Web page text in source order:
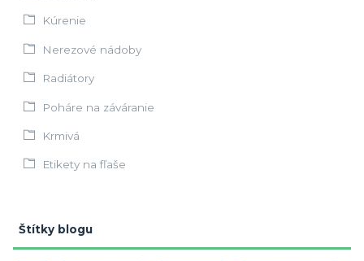
Kúrenie
Nerezové nádoby
Radiátory
Poháre na záváranie
Krmivá
Etikety na fľaše
Štítky blogu